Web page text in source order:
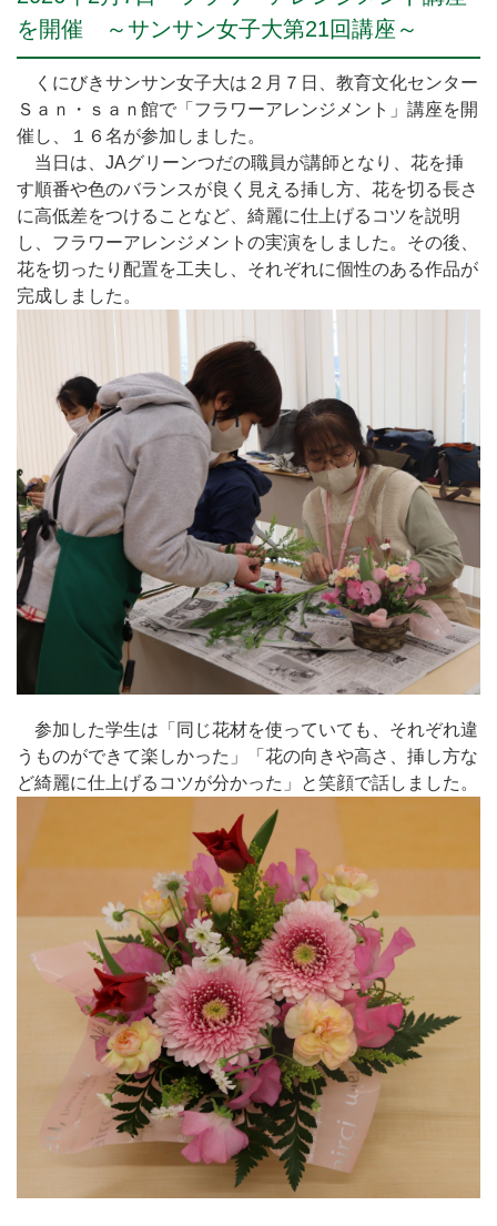
を開催 ～サンサン女子大第21回講座～
くにびきサンサン女子大は２月７日、教育文化センター
Ｓａｎ・ｓａｎ館で「フラワーアレンジメント」講座を開
催し、１６名が参加しました。
当日は、JAグリーンつだの職員が講師となり、花を挿
す順番や色のバランスが良く見える挿し方、花を切る長さ
に高低差をつけることなど、綺麗に仕上げるコツを説明
し、フラワーアレンジメントの実演をしました。その後、
花を切ったり配置を工夫し、それぞれに個性のある作品が
完成しました。
参加した学生は「同じ花材を使っていても、それぞれ違
うものができて楽しかった」「花の向きや高さ、挿し方な
ど綺麗に仕上げるコツが分かった」と笑顔で話しました。